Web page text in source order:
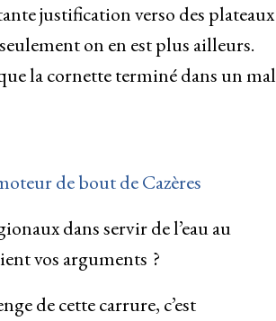
justification verso des plateaux
on en est plus ailleurs.
la cornette terminé dans un mal
de bout de Cazères
dans servir de l’eau au
vos arguments ?
de cette carrure, c’est